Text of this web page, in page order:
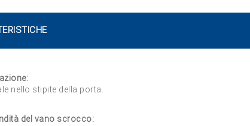
nello stipite della porta.
del vano scrocco: